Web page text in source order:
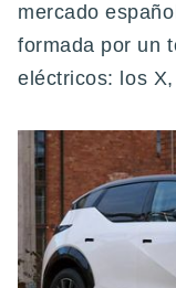
mercado
formada por un
eléctricos: los